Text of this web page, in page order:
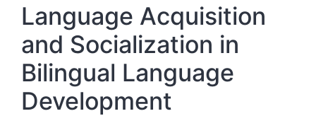
Language Acquisition
and Socialization in
Bilingual Language
Development